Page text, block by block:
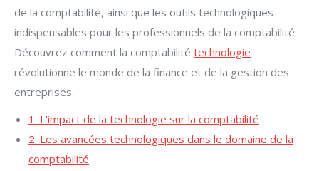
de la comptabilité, ainsi que les outils technologiques
indispensables pour les professionnels de la comptabilité.
Découvrez comment la comptabilité technologie
révolutionne le monde de la finance et de la gestion des
entreprises.
1. L'impact de la technologie sur la comptabilité
2. Les avancées technologiques dans le domaine de la
comptabilité